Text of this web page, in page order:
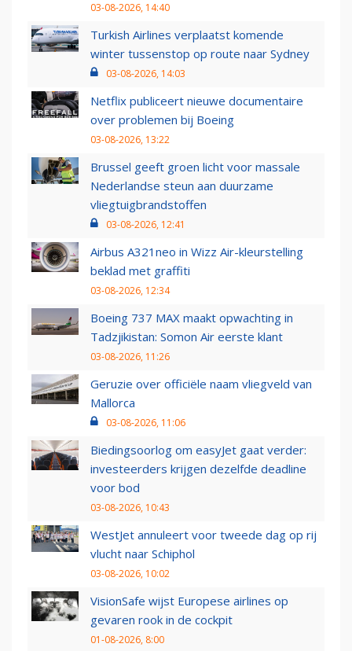
03-08-2026, 14:40
Turkish Airlines verplaatst komende
winter tussenstop op route naar Sydney
03-08-2026, 14:03
Netflix publiceert nieuwe documentaire
over problemen bij Boeing
03-08-2026, 13:22
Brussel geeft groen licht voor massale
Nederlandse steun aan duurzame
vliegtuigbrandstoffen
03-08-2026, 12:41
Airbus A321neo in Wizz Air-kleurstelling
beklad met graffiti
03-08-2026, 12:34
Boeing 737 MAX maakt opwachting in
Tadzjikistan: Somon Air eerste klant
03-08-2026, 11:26
Geruzie over officiële naam vliegveld van
Mallorca
03-08-2026, 11:06
Biedingsoorlog om easyJet gaat verder:
investeerders krijgen dezelfde deadline
voor bod
03-08-2026, 10:43
WestJet annuleert voor tweede dag op rij
vlucht naar Schiphol
03-08-2026, 10:02
VisionSafe wijst Europese airlines op
gevaren rook in de cockpit
01-08-2026, 8:00